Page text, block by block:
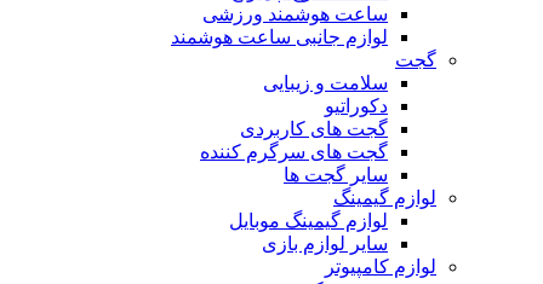
ساعت هوشمند ورزشی
لوازم جانبی ساعت هوشمند
گجت
سلامت و زیبایی
دکوراتیو
گجت های کاربردی
گجت های سرگرم کننده
سایر گجت ها
لوازم گیمینگ
لوازم گیمینگ موبایل
سایر لوازم بازی
لوازم کامپیوتر